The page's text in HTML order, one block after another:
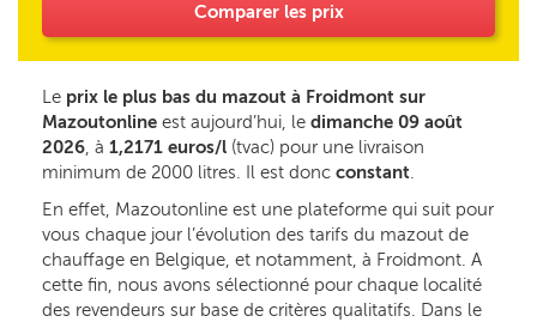
Comparer les prix
Le prix le plus bas du mazout à Froidmont sur
Mazoutonline est aujourd’hui, le dimanche 09 août
2026, à 1,2171 euros/l (tvac) pour une livraison
minimum de 2000 litres. Il est donc constant.
En effet, Mazoutonline est une plateforme qui suit pour
vous chaque jour l’évolution des tarifs du mazout de
chauffage en Belgique, et notamment, à Froidmont. A
cette fin, nous avons sélectionné pour chaque localité
des revendeurs sur base de critères qualitatifs. Dans le